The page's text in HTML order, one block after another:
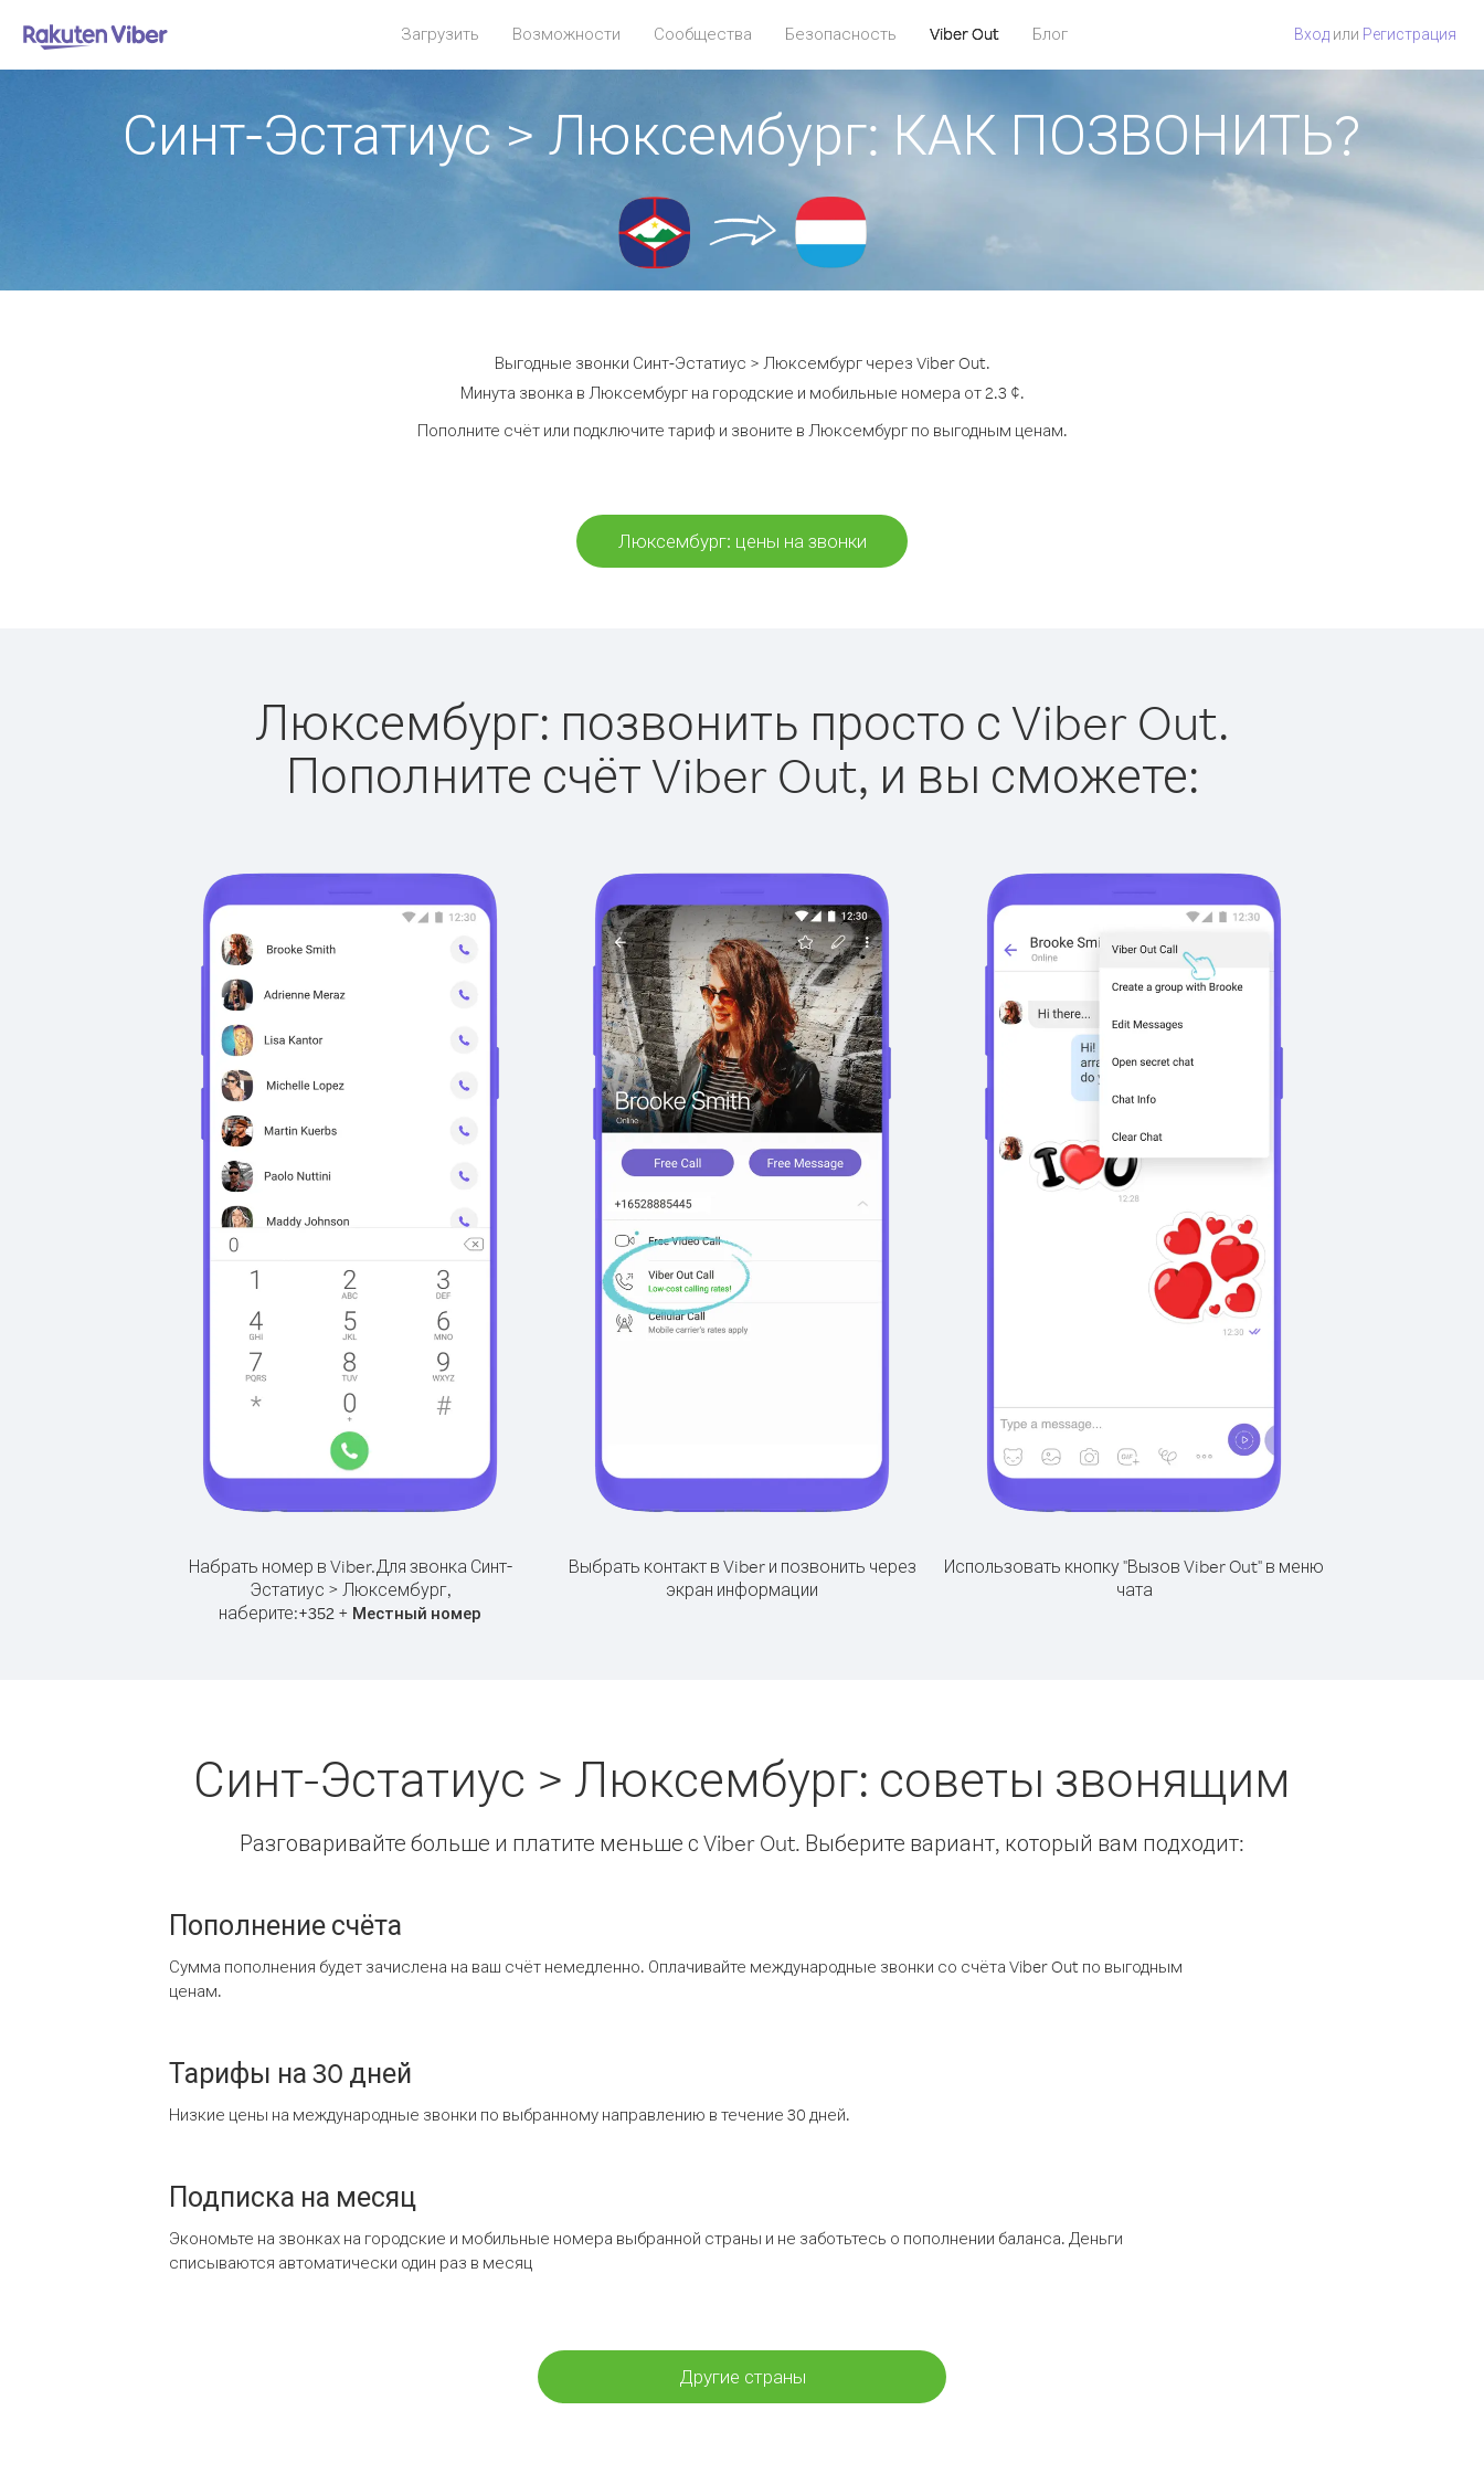
Загрузить Возможности Сообщества Безопасность Viber Out Блог Вход или Регистрация
Синт-Эстатиус > Люксембург: КАК ПОЗВОНИТЬ?
Выгодные звонки Синт-Эстатиус > Люксембург через Viber Out.
Минута звонка в Люксембург на городские и мобильные номера от 2.3 ¢.
Пополните счёт или подключите тариф и звоните в Люксембург по выгодным ценам.
Люксембург: цены на звонки
Люксембург: позвонить просто с Viber Out.
Пополните счёт Viber Out, и вы сможете:
Набрать номер в Viber.Для звонка Синт-
Эстатиус > Люксембург,
наберите:+352 + Местный номер
Выбрать контакт в Viber и позвонить через
экран информации
Использовать кнопку "Вызов Viber Out" в меню
чата
Синт-Эстатиус > Люксембург: советы звонящим
Разговаривайте больше и платите меньше с Viber Out. Выберите вариант, который вам подходит:
Пополнение счёта
Сумма пополнения будет зачислена на ваш счёт немедленно. Оплачивайте международные звонки со счёта Viber Out по выгодным
ценам.
Тарифы на 30 дней
Низкие цены на международные звонки по выбранному направлению в течение 30 дней.
Подписка на месяц
Экономьте на звонках на городские и мобильные номера выбранной страны и не заботьтесь о пополнении баланса. Деньги
списываются автоматически один раз в месяц
Другие страны